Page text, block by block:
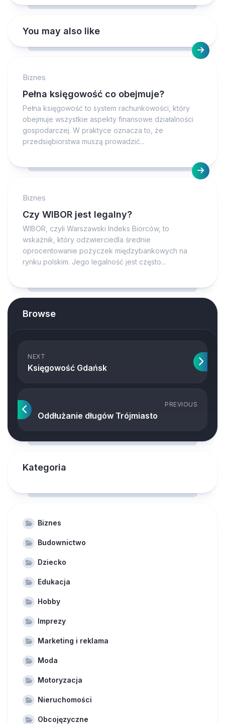
You may also like
Biznes
Pełna księgowość co obejmuje?
Pełna księgowość to system rachunkowości, który
obejmuje wszystkie aspekty finansowe działalności
gospodarczej. W praktyce oznacza to, że
przedsiębiorstwa muszą prowadzić...
Biznes
Czy WIBOR jest legalny?
WIBOR, czyli Warszawski Indeks Biorców, to
wskaźnik, który odzwierciedla średnie
oprocentowanie pożyczek międzybankowych na
rynku polskim. Jego legalność jest często...
Browse
NEXT
Księgowość Gdańsk
PREVIOUS
Oddłużanie długów Trójmiasto
Kategoria
Biznes
Budownictwo
Dziecko
Edukacja
Hobby
Imprezy
Marketing i reklama
Moda
Motoryzacja
Nieruchomości
Obcojęzyczne